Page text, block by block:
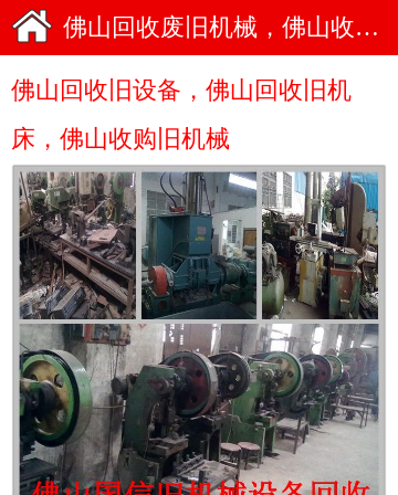
佛山回收废旧机械，佛山收购旧机床，佛山回收旧设备
佛山回收旧设备，佛山回收旧机
床，佛山收购旧机械